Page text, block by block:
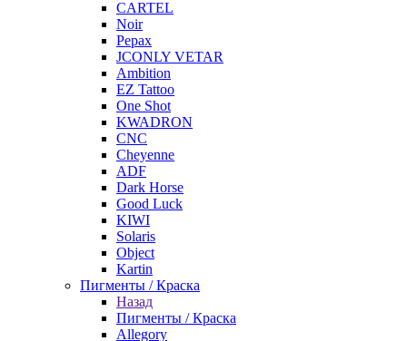
CARTEL
Noir
Pepax
JCONLY VETAR
Ambition
EZ Tattoo
One Shot
KWADRON
CNC
Cheyenne
ADF
Dark Horse
Good Luck
KIWI
Solaris
Object
Kartin
Пигменты / Краска
Назад
Пигменты / Краска
Allegory